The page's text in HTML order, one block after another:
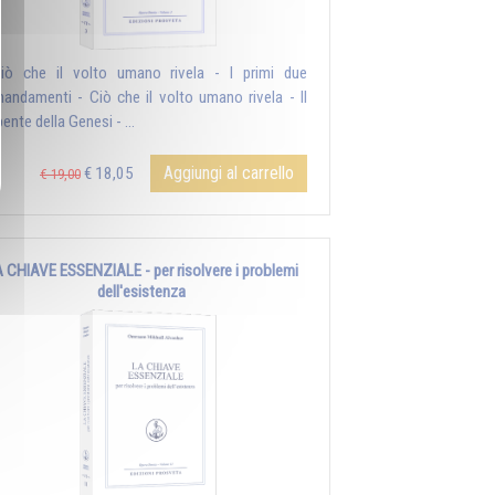
che il volto umano rivela - I primi due
- Ciò che il volto umano rivela - Il
della Genesi - ...
€ 19,00 € 18,05 Aggiungi al carrello
CHIAVE ESSENZIALE - per risolvere i problemi
dell'esistenza